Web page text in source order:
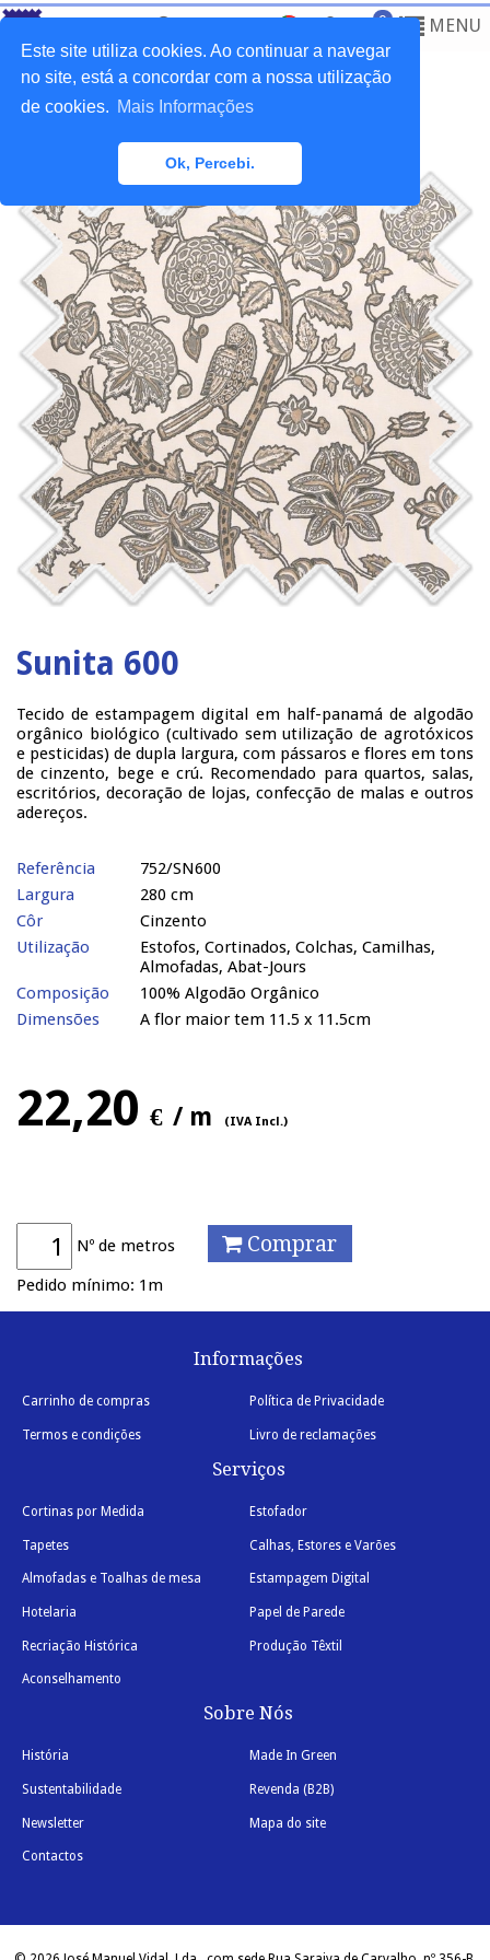
Este site utiliza cookies. Ao continuar a navegar
no site, está a concordar com a nossa utilização
de cookies. Mais Informações
Ok, Percebi.
0 MENU
Sunita 600
Tecido de estampagem digital em half-panamá de algodão
orgânico biológico (cultivado sem utilização de agrotóxicos
e pesticidas) de dupla largura, com pássaros e flores em tons
de cinzento, bege e crú. Recomendado para quartos, salas,
escritórios, decoração de lojas, confecção de malas e outros
adereços.
Referência
752/SN600
Largura
280 cm
Côr
Cinzento
Utilização
Estofos, Cortinados, Colchas, Camilhas,
Almofadas, Abat-Jours
Composição
100% Algodão Orgânico
Dimensões
A flor maior tem 11.5 x 11.5cm
22,20 € / m (IVA Incl.)
Nº de metros Comprar
Pedido mínimo: 1m
Informações
Carrinho de compras Política de Privacidade
Termos e condições Livro de reclamações
Serviços
Cortinas por Medida Estofador
Tapetes Calhas, Estores e Varões
Almofadas e Toalhas de mesa Estampagem Digital
Hotelaria Papel de Parede
Recriação Histórica Produção Têxtil
Aconselhamento
Sobre Nós
História Made In Green
Sustentabilidade Revenda (B2B)
Newsletter Mapa do site
Contactos